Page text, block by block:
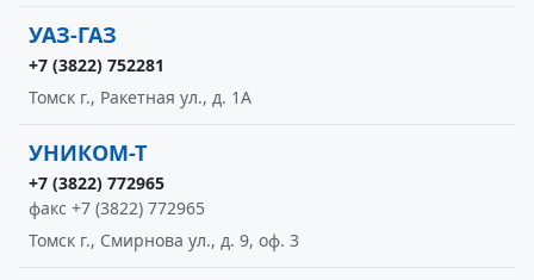
УАЗ-ГАЗ
+7 (3822) 752281
Томск г., Ракетная ул., д. 1А
УНИКОМ-Т
+7 (3822) 772965
факс +7 (3822) 772965
Томск г., Смирнова ул., д. 9, оф. 3